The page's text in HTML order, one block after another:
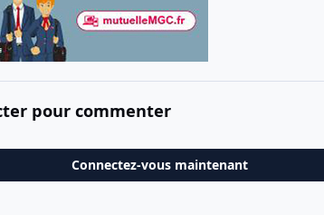
pour commenter
Connectez-vous maintenant